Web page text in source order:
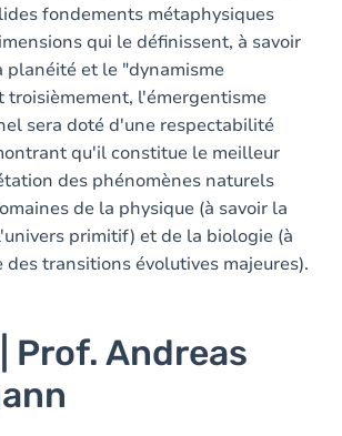
fondements métaphysiques
qui le définissent, à savoir
planéité et le "dynamisme
troisièmement, l'émergentisme
sera doté d'une respectabilité
qu'il constitue le meilleur
des phénomènes naturels
de la physique (à savoir la
primitif) et de la biologie (à
des transitions évolutives majeures).
Prof. Andreas